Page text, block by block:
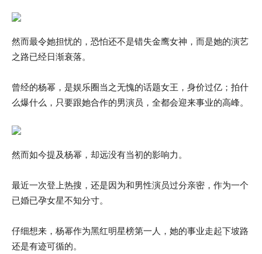
然而最令她担忧的，恐怕还不是错失金鹰女神，而是她的演艺
之路已经日渐衰落。
曾经的杨幂，是娱乐圈当之无愧的话题女王，身价过亿；拍什
么爆什么，只要跟她合作的男演员，全都会迎来事业的高峰。
然而如今提及杨幂，却远没有当初的影响力。
最近一次登上热搜，还是因为和男性演员过分亲密，作为一个
已婚已孕女星不知分寸。
仔细想来，杨幂作为黑红明星榜第一人，她的事业走起下坡路
还是有迹可循的。